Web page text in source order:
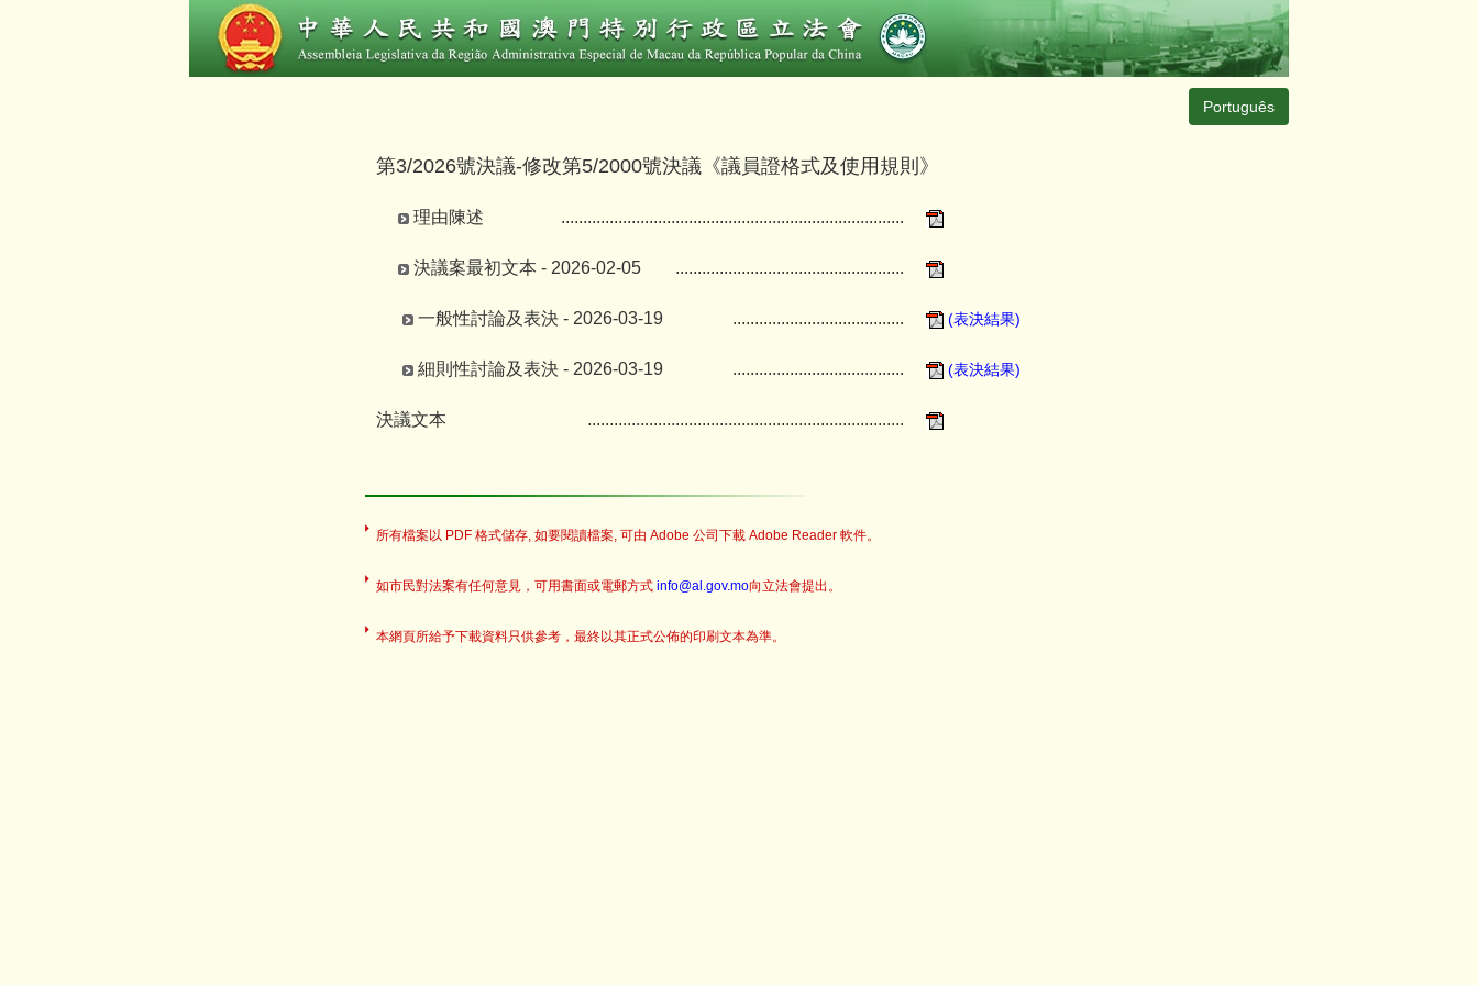
Português
第3/2026號決議-修改第5/2000號決議《議員證格式及使用規則》
理由陳述 ..............................................................................
決議案最初文本 - 2026-02-05 ....................................................
一般性討論及表決 - 2026-03-19 ....................................... (表決結果)
細則性討論及表決 - 2026-03-19 ....................................... (表決結果)
決議文本 ........................................................................
所有檔案以 PDF 格式儲存, 如要閱讀檔案, 可由 Adobe 公司下載 Adobe Reader 軟件。
如市民對法案有任何意見，可用書面或電郵方式 info@al.gov.mo向立法會提出。
本網頁所給予下載資料只供參考，最終以其正式公佈的印刷文本為準。